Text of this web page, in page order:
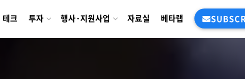
테크 투자 행사·지원사업 자료실 베타랩